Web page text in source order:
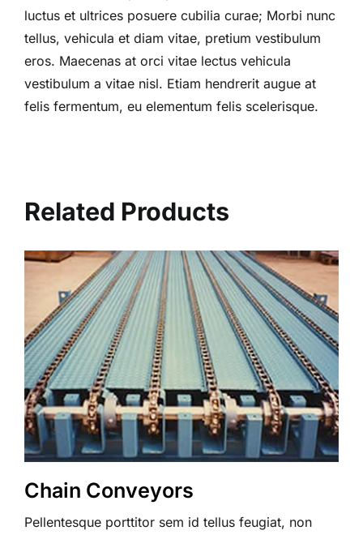
luctus et ultrices posuere cubilia curae; Morbi nunc
tellus, vehicula et diam vitae, pretium vestibulum
eros. Maecenas at orci vitae lectus vehicula
vestibulum a vitae nisl. Etiam hendrerit augue at
felis fermentum, eu elementum felis scelerisque.
Related Products
Chain Conveyors
Pellentesque porttitor sem id tellus feugiat, non